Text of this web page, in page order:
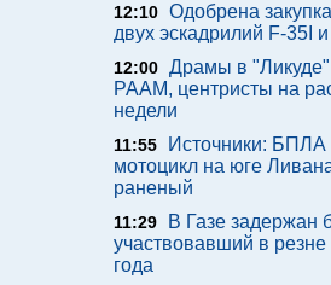
12:10 Одобрена
двух эскадрилий F-35I
12:00 Драмы в
РААМ, центристы на
недели
11:55
Источники:
мотоцикл на юге
раненый
11:29
В Газе задержан
участвовавший в резне
года